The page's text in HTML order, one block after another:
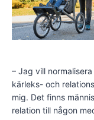
– Jag vill
kärleks- och
mig. Det finns
relation till någon